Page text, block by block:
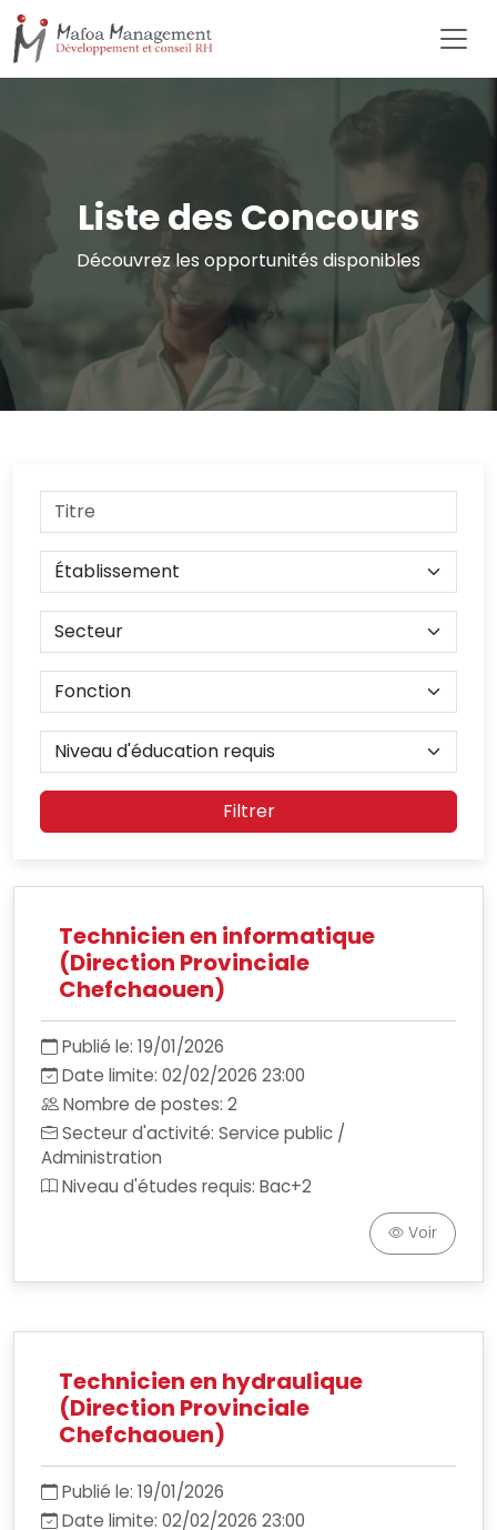
Liste des Concours
Découvrez les opportunités disponibles
Filtrer
Technicien en informatique
(Direction Provinciale
Chefchaouen)
Publié le: 19/01/2026
Date limite: 02/02/2026 23:00
Nombre de postes: 2
Secteur d'activité: Service public /
Administration
Niveau d'études requis: Bac+2
Voir
Technicien en hydraulique
(Direction Provinciale
Chefchaouen)
Publié le: 19/01/2026
Date limite: 02/02/2026 23:00